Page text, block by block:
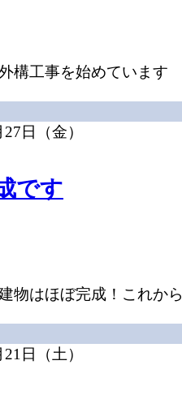
構工事を始めています
日（金）
です
物はほぼ完成！これか
日（土）